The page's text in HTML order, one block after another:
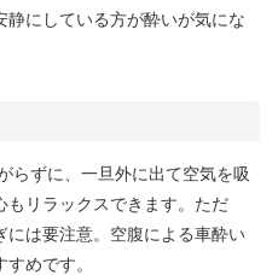
静にしている方が酔いが気にな
らずに、一旦外に出て空気を吸
もリラックスできます。ただ
には要注意。空腹による車酔い
めです。